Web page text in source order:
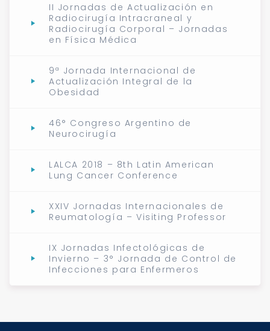
II Jornadas de Actualización en
Radiocirugía Intracraneal y
Radiocirugía Corporal – Jornadas
en Física Médica
9ª Jornada Internacional de
Actualización Integral de la
Obesidad
46° Congreso Argentino de
Neurocirugía
LALCA 2018 – 8th Latin American
Lung Cancer Conference
XXIV Jornadas Internacionales de
Reumatología – Visiting Professor
IX Jornadas Infectológicas de
Invierno – 3° Jornada de Control de
Infecciones para Enfermeros